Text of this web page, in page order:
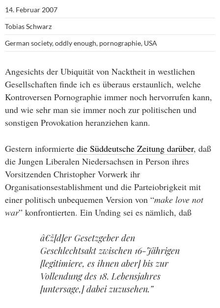
14. Februar 2007
Tobias Schwarz
German society,oddly enough, pornographie, USA
Angesichts der Ubiquität von Nacktheit in westlichen
Gesellschaften finde ich es überaus erstaunlich, welche
Kontroversen Pornographie immer noch hervorrufen kann,
und wie sehr man sie immer noch zur politischen und
sonstigen Provokation heranziehen kann.
Gestern informierte die Süddeutsche Zeitung darüber, daß
die Jungen Liberalen Niedersachsen in Person ihres
Vorsitzenden Christopher Vorwerk ihr
Organisationsestablishment und die Parteiobrigkeit mit
einer politisch unbequemen Version von “make love not
war” konfrontierten. Ein Unding sei es nämlich, daß
â€ž[d]er Gesetzgeber den
Geschlechtsakt zwischen 16-Jährigen
[legitimiere, es ihnen aber] bis zur
Vollendung des 18. Lebensjahres
[untersage,] dabei zuzusehen.”